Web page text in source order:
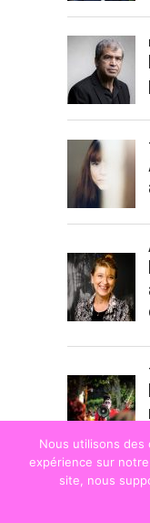
Nous utilisons des
expérience sur
site, nous